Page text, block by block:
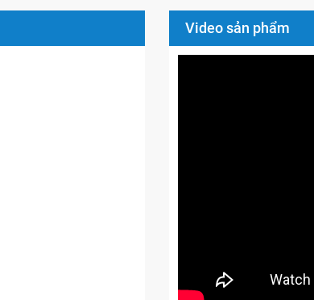
Video sản phẩm